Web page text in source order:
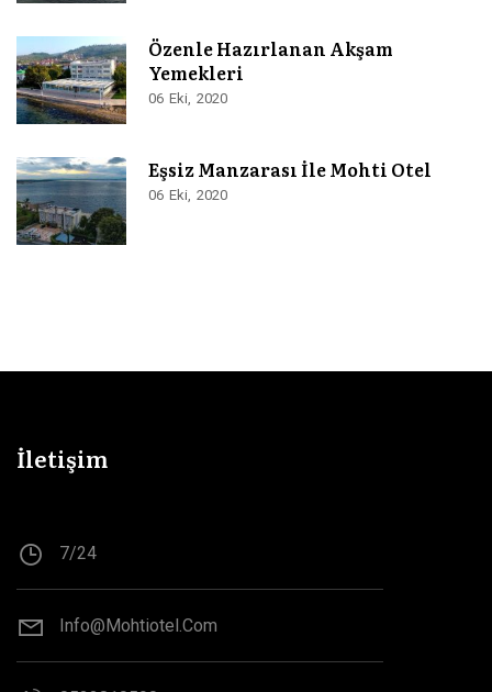
Özenle Hazırlanan Akşam
Yemekleri
06 Eki 2020
Eşsiz Manzarası İle Mohti Otel
06 Eki 2020
İletişim
7/24
Info@mohtiotel.com